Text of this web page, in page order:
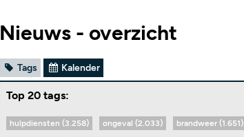
Nieuws - overzicht
Tags Kalender
Top 20 tags:
hulpdiensten (3.258) ongeval (2.033) brandweer (1.651)